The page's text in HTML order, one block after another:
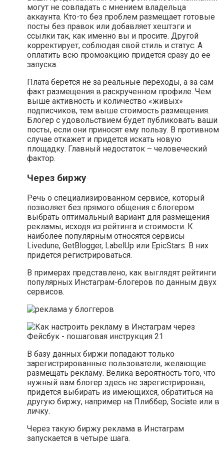
могут не совпадать с мнением владельца
аккаунта. Кто-то без проблем размещает готовые
посты без правок или добавляет хештэги и
ссылки так, как именно вы и просите. Другой
корректирует, соблюдая свой стиль и статус. А
оплатить всю промоакцию придется сразу до ее
запуска.
Плата берется не за реальные переходы, а за сам
факт размещения в раскрученном профиле. Чем
выше активность и количество «живых»
подписчиков, тем выше стоимость размещения.
Блогер с удовольствием будет публиковать ваши
посты, если они приносят ему пользу. В противном
случае откажет и придется искать новую
площадку. Главный недостаток – человеческий
фактор.
Через биржу
Речь о специализированном сервисе, который
позволяет без прямого общения с блогером
выбрать оптимальный вариант для размещения
рекламы, исходя из рейтинга и стоимости. К
наиболее популярным относятся сервисы
Livedune, GetBlogger, LabelUp или EpicStars. В них
придется регистрироваться.
В примерах представлено, как выглядят рейтинги
популярных Инстаграм-блогеров по данным двух
сервисов.
В базу данных биржи попадают только
зарегистрированные пользователи, желающие
размещать рекламу. Велика вероятность того, что
нужный вам блогер здесь не зарегистрирован,
придется выбирать из имеющихся, обратиться на
другую биржу, например на Плиббер, Sociate или в
личку.
Через такую биржу реклама в Инстаграм
запускается в четыре шага.